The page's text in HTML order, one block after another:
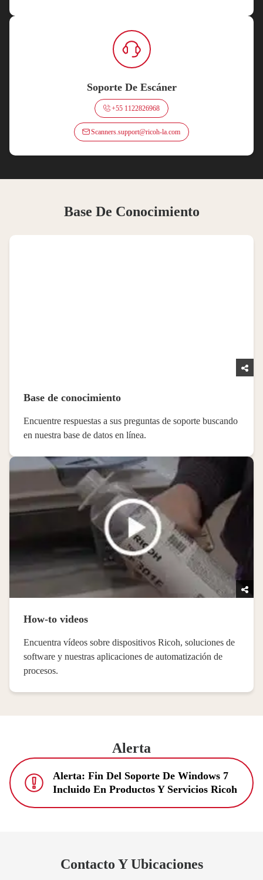
Soporte De Escáner
+55 1122826968
Scanners.support@ricoh-la.com
Base De Conocimiento
Base de conocimiento
Encuentre respuestas a sus preguntas de soporte buscando
en nuestra base de datos en línea.
How-to videos
Encuentra vídeos sobre dispositivos Ricoh, soluciones de
software y nuestras aplicaciones de automatización de
procesos.
Alerta
Alerta: Fin Del Soporte De Windows 7
Incluido En Productos Y Servicios Ricoh
Contacto Y Ubicaciones